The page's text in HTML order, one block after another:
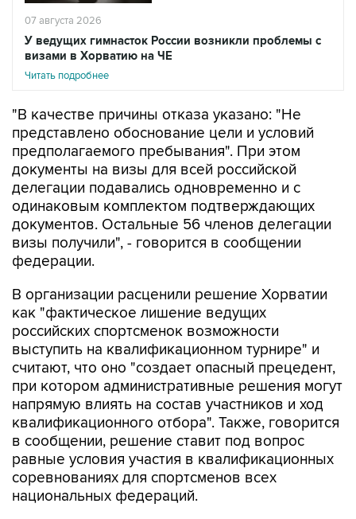
07 августа 2026
У ведущих гимнасток России возникли проблемы с
визами в Хорватию на ЧЕ
Читать подробнее
"В качестве причины отказа указано: "Не
представлено обоснование цели и условий
предполагаемого пребывания". При этом
документы на визы для всей российской
делегации подавались одновременно и с
одинаковым комплектом подтверждающих
документов. Остальные 56 членов делегации
визы получили", - говорится в сообщении
федерации.
В организации расценили решение Хорватии
как "фактическое лишение ведущих
российских спортсменок возможности
выступить на квалификационном турнире" и
считают, что оно "создает опасный прецедент,
при котором административные решения могут
напрямую влиять на состав участников и ход
квалификационного отбора". Также, говорится
в сообщении, решение ставит под вопрос
равные условия участия в квалификационных
соревнованиях для спортсменов всех
национальных федераций.